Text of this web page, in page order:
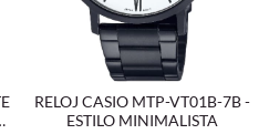
RELOJ CASIO MTP-VT01B-7B -
ESTILO MINIMALISTA